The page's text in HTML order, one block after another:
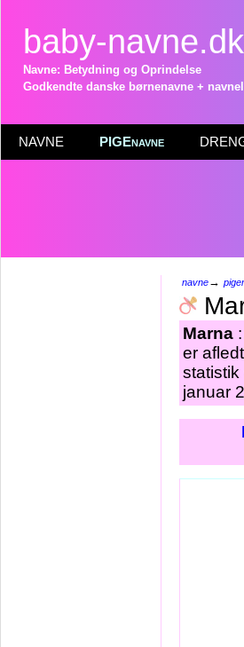
baby-navne.dk
Navne: Betydning og Oprindelse
Godkendte danske børnenavne +
NAVNE PIGEnavne
navne→
Marna
er
januar